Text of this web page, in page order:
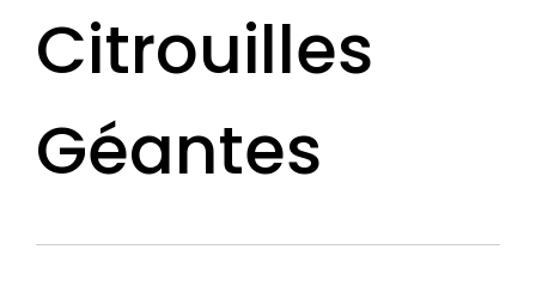
Citrouilles
Géantes